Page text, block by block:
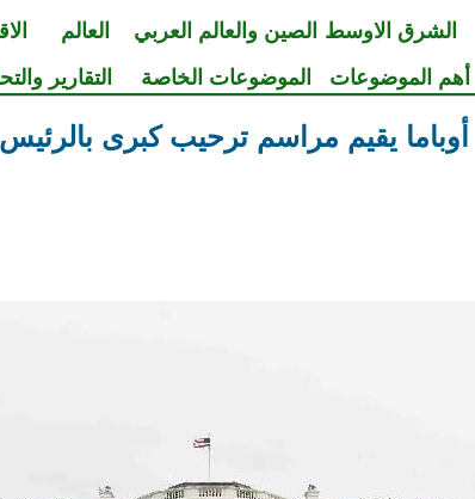
الشرق الاوسط الصين والعالم العربي العالم
أهم الموضوعات الموضوعات الخاصة التقارير
أوباما يقيم مراسم ترحيب كبرى